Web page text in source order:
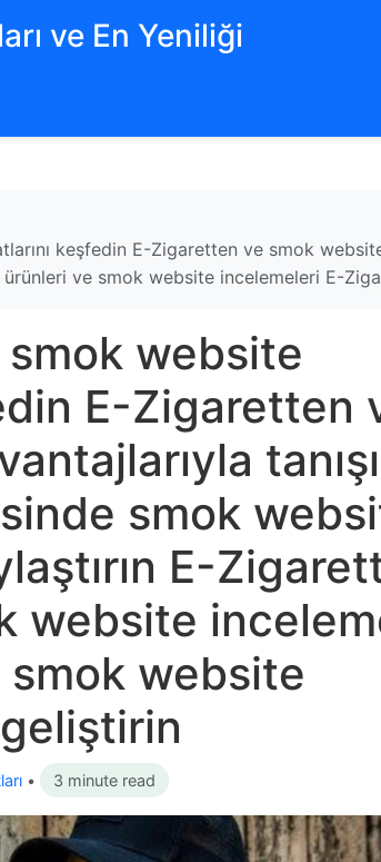
ve En Yeniliği
keşfedin E-Zigaretten ve smok
ürünleri ve smok website incelemeleri E-
website
E-Zigaretten
smok
E-
website
website
• 3 minute read